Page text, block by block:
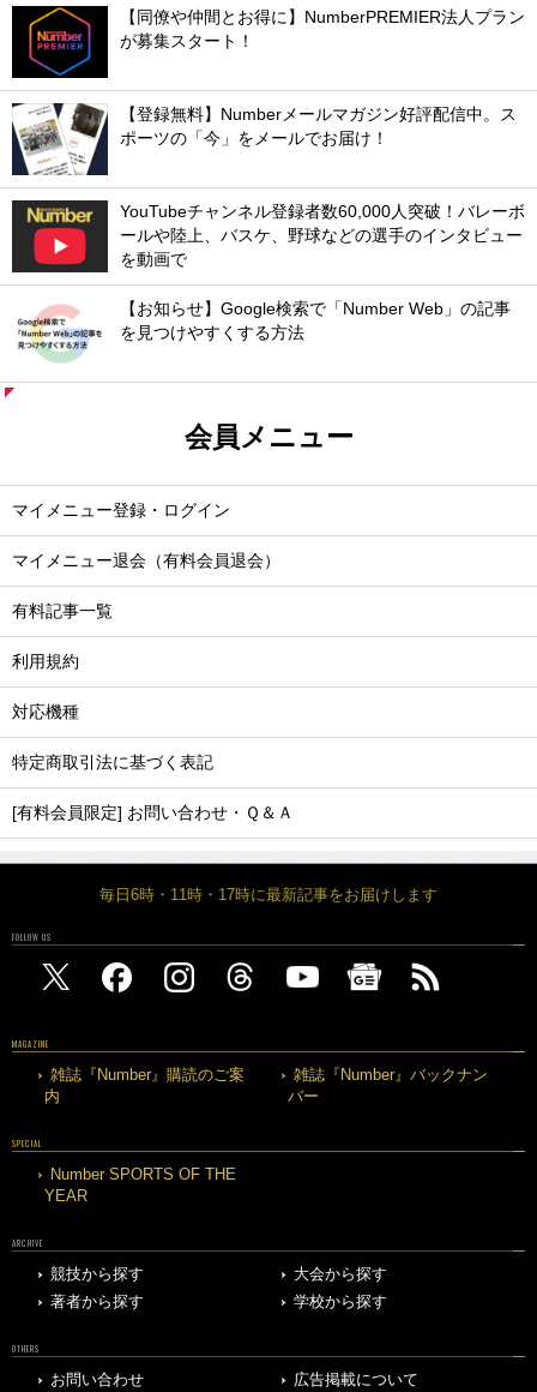
【同僚や仲間とお得に】NumberPREMIER法人プラン
が募集スタート！
【登録無料】Numberメールマガジン好評配信中。ス
ポーツの「今」をメールでお届け！
YouTubeチャンネル登録者数60,000人突破！バレーボ
ールや陸上、バスケ、野球などの選手のインタビュー
を動画で
【お知らせ】Google検索で「Number Web」の記事
を見つけやすくする方法
会員メニュー
マイメニュー登録・ログイン
マイメニュー退会（有料会員退会）
有料記事一覧
利用規約
対応機種
特定商取引法に基づく表記
[有料会員限定] お問い合わせ・Ｑ＆Ａ
毎日6時・11時・17時に最新記事をお届けします
FOLLOW US
MAGAZINE
雑誌『Number』購読のご案
内
雑誌『Number』バックナン
バー
SPECIAL
Number SPORTS OF THE
YEAR
ARCHIVE
競技から探す
大会から探す
著者から探す
学校から探す
OTHERS
お問い合わせ 広告掲載について